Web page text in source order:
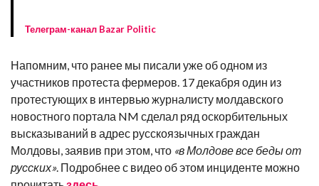
Телеграм-канал Bazar Politic
Напомним, что ранее мы писали уже об одном из
участников протеста фермеров. 17 декабря один из
протестующих в интервью журналисту молдавского
новостного портала NM сделал ряд оскорбительных
высказываний в адрес русскоязычных граждан
Молдовы, заявив при этом, что «в Молдове все беды от
русских». Подробнее с видео об этом инциденте можно